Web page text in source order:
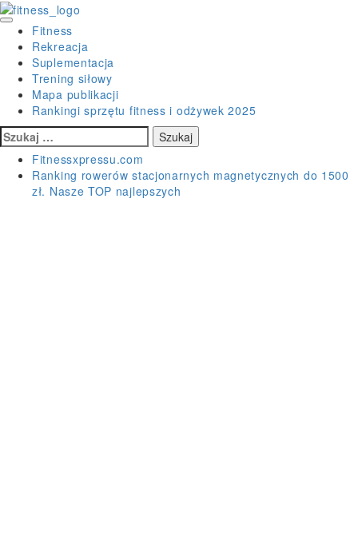
Skip
to
content
Primary
Menu
Fitness
Rekreacja
Suplementacja
Trening siłowy
Mapa publikacji
Rankingi sprzętu fitness i odżywek 2025
Szukaj:
Fitnessxpressu.com
Ranking rowerów stacjonarnych magnetycznych do 1500
zł. Nasze TOP najlepszych